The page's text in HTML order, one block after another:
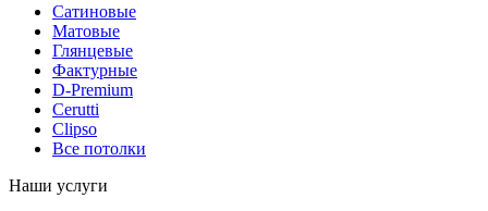
Сатиновые
Матовые
Глянцевые
Фактурные
D-Premium
Cerutti
Clipso
Все потолки
Наши услуги